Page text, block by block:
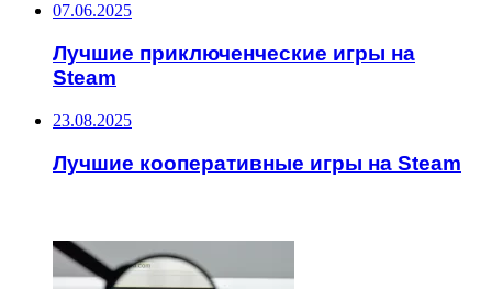
07.06.2025
Лучшие приключенческие игры на
Steam
23.08.2025
Лучшие кооперативные игры на Steam